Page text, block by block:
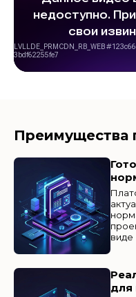
Преимущества
виде
для